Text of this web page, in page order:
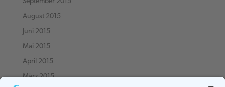
August 2015
Juni 2015
Mai 2015
April 2015
März 2015